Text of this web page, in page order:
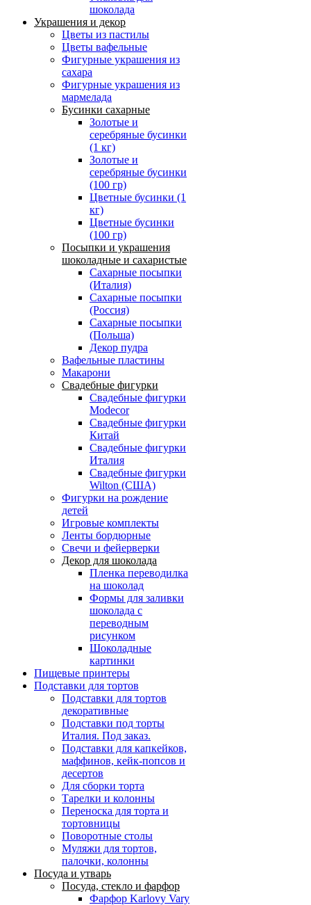
шоколада
Украшения и декор
Цветы из пастилы
Цветы вафельные
Фигурные украшения из
сахара
Фигурные украшения из
мармелада
Бусинки сахарные
Золотые и
серебряные бусинки
(1 кг)
Золотые и
серебряные бусинки
(100 гр)
Цветные бусинки (1
кг)
Цветные бусинки
(100 гр)
Посыпки и украшения
шоколадные и сахаристые
Сахарные посыпки
(Италия)
Сахарные посыпки
(Россия)
Сахарные посыпки
(Польша)
Декор пудра
Вафельные пластины
Макарони
Свадебные фигурки
Свадебные фигурки
Modecor
Свадебные фигурки
Китай
Свадебные фигурки
Италия
Свадебные фигурки
Wilton (США)
Фигурки на рождение
детей
Игровые комплекты
Ленты бордюрные
Свечи и фейерверки
Декор для шоколада
Пленка переводилка
на шоколад
Формы для заливки
шоколада с
переводным
рисунком
Шоколадные
картинки
Пищевые принтеры
Подставки для тортов
Подставки для тортов
декоративные
Подставки под торты
Италия. Под заказ.
Подставки для капкейков,
маффинов, кейк-попсов и
десертов
Для сборки торта
Тарелки и колонны
Переноска для торта и
тортовницы
Поворотные столы
Муляжи для тортов,
палочки, колонны
Посуда и утварь
Посуда, стекло и фарфор
Фарфор Karlovy Vary